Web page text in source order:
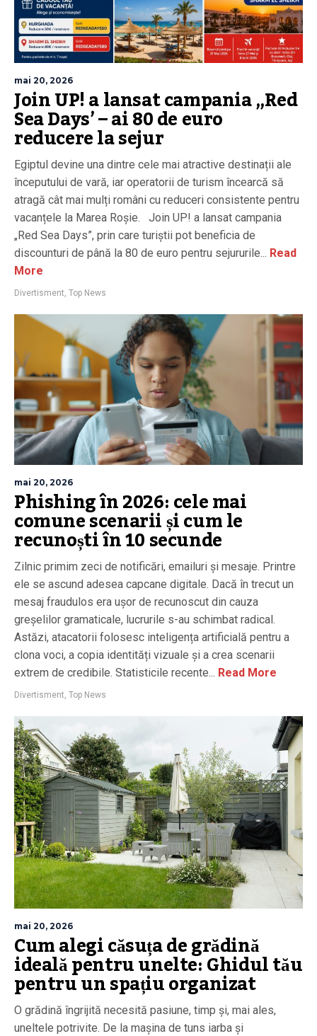
mai 20, 2026
Join UP! a lansat campania „Red
Sea Days’ – ai 80 de euro
reducere la sejur
Egiptul devine una dintre cele mai atractive destinații ale
începutului de vară, iar operatorii de turism încearcă să
atragă cât mai mulți români cu reduceri consistente pentru
vacanțele la Marea Roșie. Join UP! a lansat campania
„Red Sea Days”, prin care turiștii pot beneficia de
discounturi de până la 80 de euro pentru sejururile... Read
More
Divertisment Top News
mai 20, 2026
Phishing în 2026: cele mai
comune scenarii și cum le
recunoști în 10 secunde
Zilnic primim zeci de notificări, emailuri și mesaje. Printre
ele se ascund adesea capcane digitale. Dacă în trecut un
mesaj fraudulos era ușor de recunoscut din cauza
greșelilor gramaticale, lucrurile s-au schimbat radical.
Astăzi, atacatorii folosesc inteligența artificială pentru a
clona voci, a copia identități vizuale și a crea scenarii
extrem de credibile. Statisticile recente... Read More
Divertisment, Top News
mai 20, 2026
Cum alegi căsuța de grădină
ideală pentru unelte: Ghidul tău
pentru un spațiu organizat
O grădină îngrijită necesită pasiune, timp și, mai ales,
uneltele potrivite. De la mașina de tuns iarba și